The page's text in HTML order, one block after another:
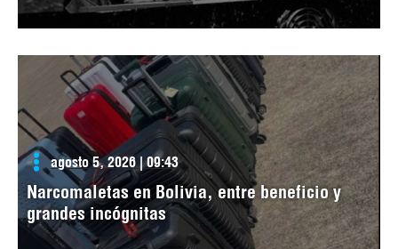
agosto 5, 2026 | 09:43
Narcomaletas en Bolivia, entre beneficio y
grandes incógnitas